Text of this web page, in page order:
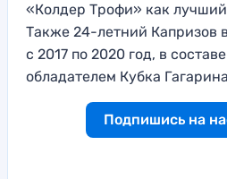
«Колдер Трофи» как
Также 24-летний Капризов
с 2017 по 2020 год, в
обладателем Кубка
Подпишись на